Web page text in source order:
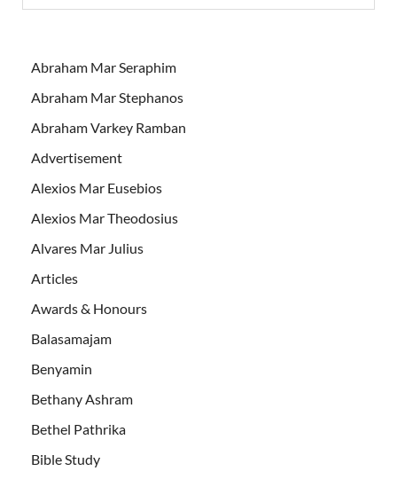
Abraham Mar Seraphim
Abraham Mar Stephanos
Abraham Varkey Ramban
Advertisement
Alexios Mar Eusebios
Alexios Mar Theodosius
Alvares Mar Julius
Articles
Awards & Honours
Balasamajam
Benyamin
Bethany Ashram
Bethel Pathrika
Bible Study